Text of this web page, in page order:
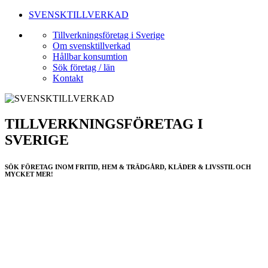
SVENSKTILLVERKAD
Tillverkningsföretag i Sverige
Om svensktillverkad
Hållbar konsumtion
Sök företag / län
Kontakt
TILLVERKNINGSFÖRETAG I
SVERIGE
SÖK FÖRETAG INOM FRITID, HEM & TRÄDGÅRD, KLÄDER & LIVSSTIL OCH
MYCKET MER!